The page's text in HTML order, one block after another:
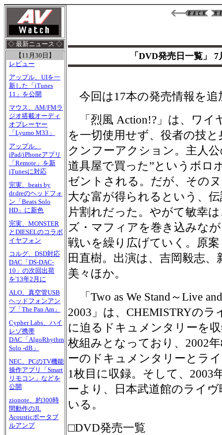
◇ 最新ニュース ◇
【11月30日】
レビュー
アップル、UIを一
新した「iTunes
11」を公開
マウス、AM/FMラ
ジオ搭載オーディ
オプレーヤー
「Lyumo M33」
アップル、
iPad/iPhoneアプリ
「Remote」を新
iTunesに対応
完実、beats by
dr.dreのヘッドフォ
ン「Beats Solo
HD」に新色
完実、MONSTER
とDIESELのコラボ
イヤフォン
コルグ、DSD対応
DAC「DS-DAC-
10」の次回出荷
を'13年2月に
ALO、真空管USB
ヘッドフォンアン
プ「The Pan Am」
Cypher Labs、ハイ
レゾ携帯
DAC「AlgoRhythm
Solo -dB」
NEC、PCのTV機能
操作アプリ「Smart
リモコン」などを
公開
zionote、約300時
間動作のJL
Acousticポータブ
ルアンプ
「DVD発売日一覧」
今回は17本の発売情報を追
「烈風 Action!?」は、ワイ
を一切使用せず、役者の技
クンフーアクション。主人
道具屋で買った”というボロ
ゼントされる。だが、その
大な富が得られるという、
片割れだった。やがて敏幸
ズ・マフィアを巻き込みな
戦いを繰り広げていく。原
田直樹。出演は、吉岡毅志
美々ほか。
「Two as We Stand～Live
2003」は、CHEMISTRYの
に迫るドキュメンタリーを
枚組みとなっており、2002
ーのドキュメンタリーとラ
1枚目に収録。そして、2003
ーより、日本武道館のライ
いる。
□DVD発売一覧